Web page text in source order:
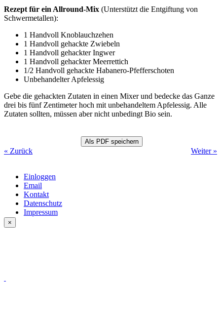
Rezept für ein Allround-Mix (Unterstützt die Entgiftung von
Schwermetallen):
1 Handvoll Knoblauchzehen
1 Handvoll gehackte Zwiebeln
1 Handvoll gehackter Ingwer
1 Handvoll gehackter Meerrettich
1/2 Handvoll gehackte Habanero-Pfefferschoten
Unbehandelter Apfelessig
Gebe die gehackten Zutaten in einen Mixer und bedecke das Ganze
drei bis fünf Zentimeter hoch mit unbehandeltem Apfelessig. Alle
Zutaten sollten, müssen aber nicht unbedingt Bio sein.
« Zurück Weiter »
Einloggen
Email
Kontakt
Datenschutz
Impressum
×